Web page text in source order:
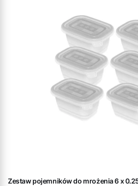
Zestaw pojemników do mrożenia 6 x 0.25